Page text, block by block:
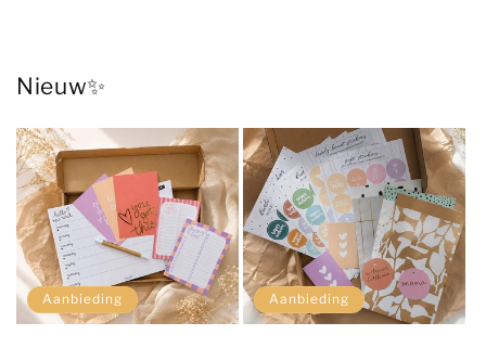
Nieuw✨
Aanbieding Aanbieding